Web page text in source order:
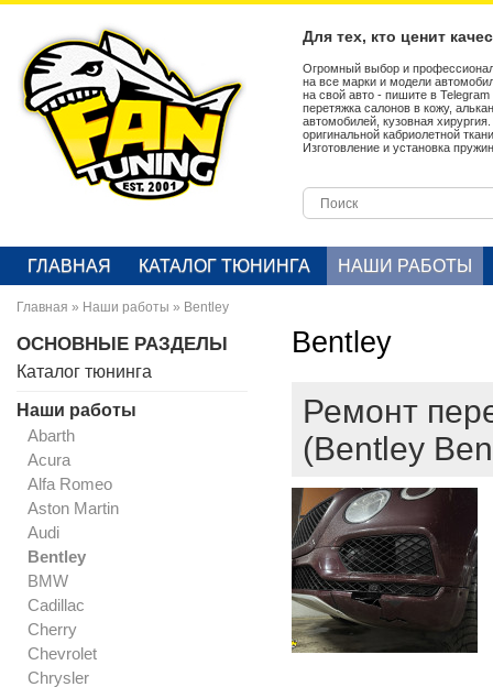
Для тех, кто ценит
Огромный выбор и
на все марки и модели
на свой авто - пишите в
перетяжка салонов в кожу,
автомобилей, кузовная
оригинальной кабриолетной
Изготовление и установка
ГЛАВНАЯ КАТАЛОГ ТЮНИНГА НАШИ РАБОТЫ
Главная » Наши работы » Bentley
ОСНОВНЫЕ РАЗДЕЛЫ
Каталог тюнинга
Наши работы
Abarth
Acura
Alfa Romeo
Aston Martin
Audi
Bentley
BMW
Cadillac
Cherry
Chevrolet
Chrysler
Bentley
Ремонт
(Bentley